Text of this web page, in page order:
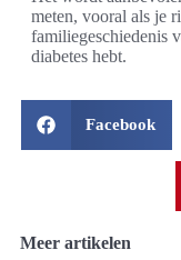
meten, vooral als je
familiegeschiedenis
diabetes hebt.
Facebook
Meer artikelen